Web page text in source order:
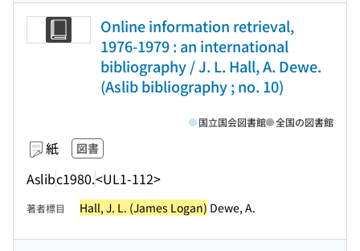
Online information retrieval,
1976-1979 : an international
bibliography / J. L. Hall, A. Dewe.
(Aslib bibliography ; no. 10)
紙 図書
Aslibc1980.<UL1-112>
国立国会図書館 全国の図書館
著者標目 Hall, J. L. (James Logan) Dewe, A.